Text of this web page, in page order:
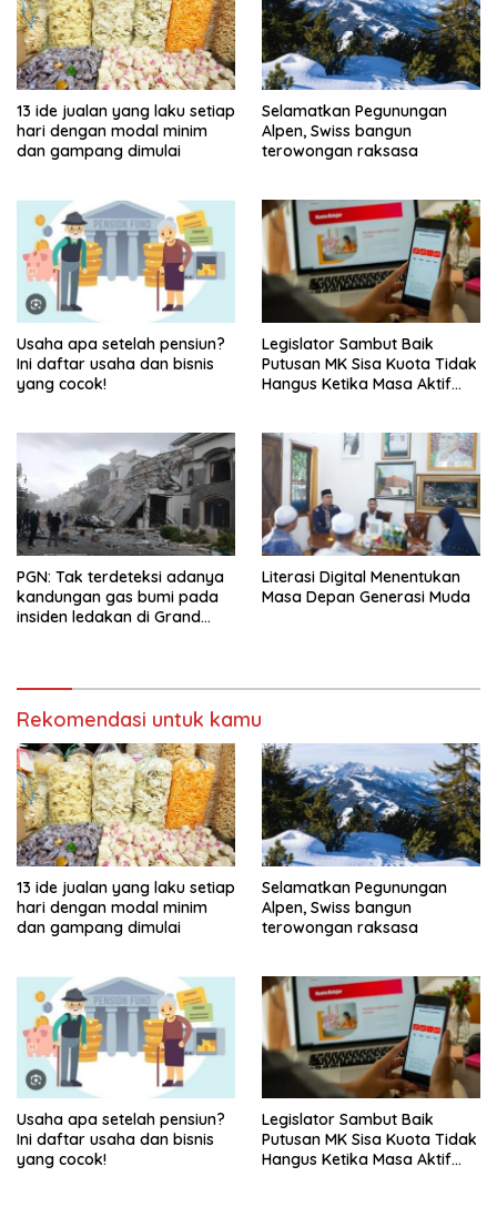
13 ide jualan yang laku setiap
hari dengan modal minim
dan gampang dimulai
Selamatkan Pegunungan
Alpen, Swiss bangun
terowongan raksasa
Usaha apa setelah pensiun?
Ini daftar usaha dan bisnis
yang cocok!
Legislator Sambut Baik
Putusan MK Sisa Kuota Tidak
Hangus Ketika Masa Aktif
PGN: Tak terdeteksi adanya
kandungan gas bumi pada
insiden ledakan di Grand
Literasi Digital Menentukan
Masa Depan Generasi Muda
Rekomendasi untuk kamu
13 ide jualan yang laku setiap
hari dengan modal minim
dan gampang dimulai
Selamatkan Pegunungan
Alpen, Swiss bangun
terowongan raksasa
Usaha apa setelah pensiun?
Ini daftar usaha dan bisnis
yang cocok!
Legislator Sambut Baik
Putusan MK Sisa Kuota Tidak
Hangus Ketika Masa Aktif